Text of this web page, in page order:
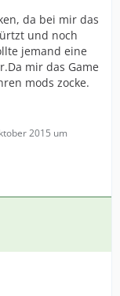
da bei mir das
und noch
jemand eine
mir das Game
mods zocke.
2015 um